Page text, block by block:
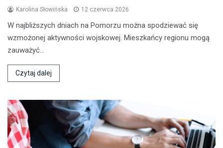
Karolina Słowińska 12 czerwca 2026
W najbliższych dniach na Pomorzu można spodziewać się
wzmożonej aktywności wojskowej. Mieszkańcy regionu mogą
zauważyć…
Czytaj dalej